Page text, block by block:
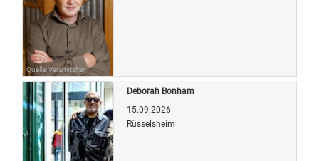
Quelle: Veranstalter
Deborah Bonham
15.09.2026
Rüsselsheim